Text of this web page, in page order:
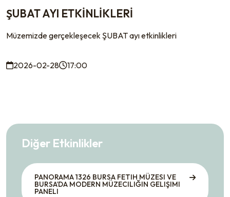
ŞUBAT AYI ETKİNLİKLERİ
Müzemizde gerçekleşecek ŞUBAT ayı etkinlikleri
2026-02-28 17:00
Diğer Etkinlikler
PANORAMA 1326 BURSA FETIH MÜZESI VE
BURSA’DA MODERN MÜZECILIĞIN GELIŞIMI
PANELI